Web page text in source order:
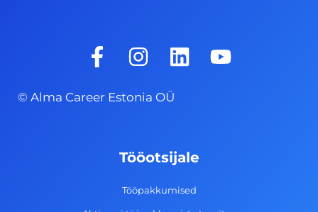
F
a
e
I
n
s
t
g
a
L
i
d
n
Y
o
© Alma Career Estonia OÜ
Tööotsijale
Tööpakkumised